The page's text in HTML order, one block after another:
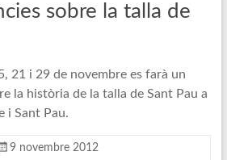
sobre la talla de
21 i 29 de novembre es farà un
la història de la talla de Sant Pau a
i Sant Pau.
9 novembre 2012